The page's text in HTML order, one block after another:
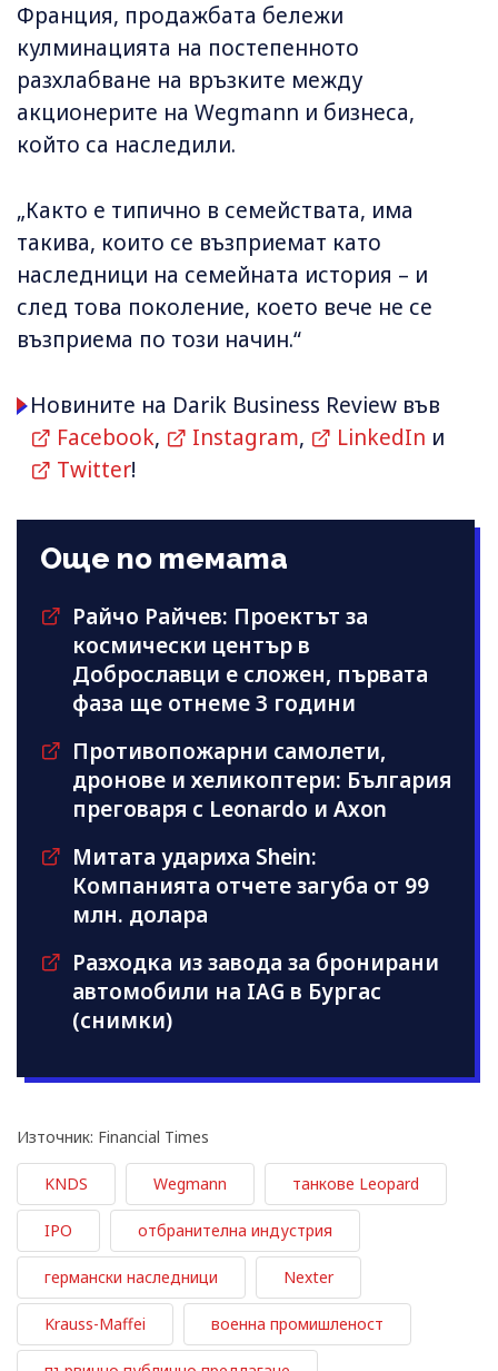
Франция, продажбата бележи
кулминацията на постепенното
разхлабване на връзките между
акционерите на Wegmann и бизнеса,
който са наследили.
„Както е типично в семействата, има
такива, които се възприемат като
наследници на семейната история – и
след това поколение, което вече не се
възприема по този начин.“
Новините на Darik Business Review във
Facebook, Instagram, LinkedIn и
Twitter!
Още по темата
Райчо Райчев: Проектът за
космически център в
Доброславци е сложен, първата
фаза ще отнеме 3 години
Противопожарни самолети,
дронове и хеликоптери: България
преговаря с Leonardo и Axon
Митата удариха Shein:
Компанията отчете загуба от 99
млн. долара
Разходка из завода за бронирани
автомобили на IAG в Бургас
(снимки)
Източник: Financial Times
KNDS Wegmann танкове Leopard
IPO отбранителна индустрия
германски наследници Nexter
Krauss-Maffei военна промишленост